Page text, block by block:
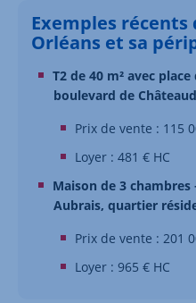
Exemples
Orléans et sa
T2 de 40 m² avec
boulevard de
Prix de vente : 115
Loyer : 481 € HC
Maison de 3 chambres
Aubrais, quartier
Prix de vente : 201
Loyer : 965 € HC